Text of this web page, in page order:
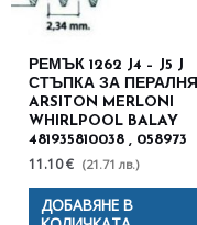
РЕМЪК 1262 J4 – J5 J
СТЪПКА ЗА ПЕРАЛНЯ
ARSITON MERLONI
WHIRLPOOL BALAY
481935810038 , 058973
11.10 € (21.71 лв.)
ДОБАВЯНЕ В